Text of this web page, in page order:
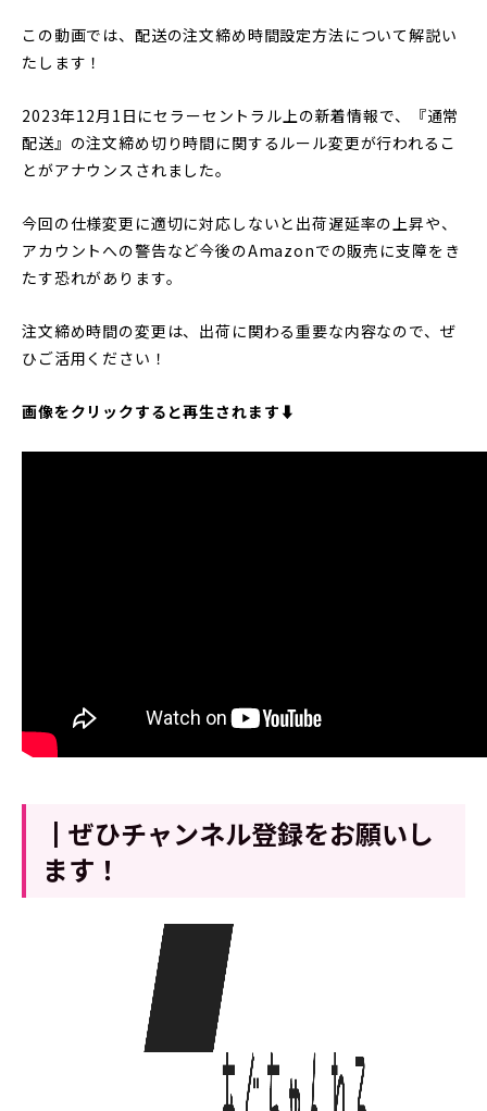
この動画では、配送の注文締め時間設定方法について解説い
たします！
2023年12月1日にセラーセントラル上の新着情報で、『通常
配送』の注文締め切り時間に関するルール変更が行われるこ
とがアナウンスされました。
今回の仕様変更に適切に対応しないと出荷遅延率の上昇や、
アカウントへの警告など今後のAmazonでの販売に支障をき
たす恐れがあります。
注文締め時間の変更は、出荷に関わる重要な内容なので、ぜ
ひご活用ください！
画像をクリックすると再生されます⬇︎
┃ぜひチャンネル登録をお願いし
ます！